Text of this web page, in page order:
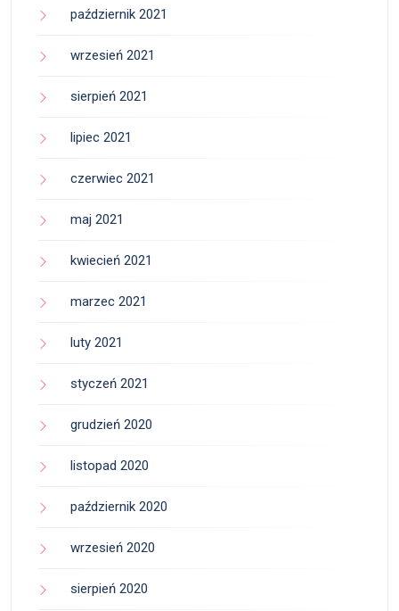
październik 2021
wrzesień 2021
sierpień 2021
lipiec 2021
czerwiec 2021
maj 2021
kwiecień 2021
marzec 2021
luty 2021
styczeń 2021
grudzień 2020
listopad 2020
październik 2020
wrzesień 2020
sierpień 2020